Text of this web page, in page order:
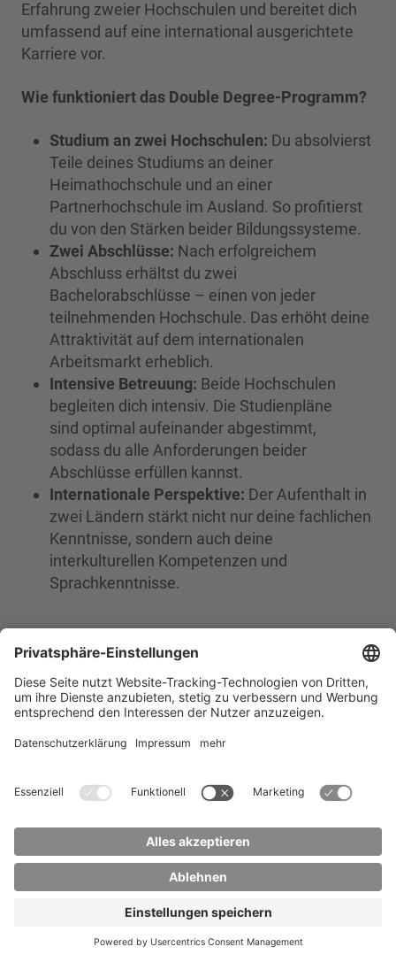
Erfahrung zweier Hochschulen und bereitet dich
umfassend auf eine international ausgerichtete
Karriere vor.
Wie funktioniert das Double Degree-Programm?
Studium an zwei Hochschulen: Du absolvierst
Teile deines Studiums an deiner
Heimathochschule und an einer
Partnerhochschule im Ausland. So profitierst
du von den Stärken beider Bildungssysteme.
Zwei Abschlüsse: Nach erfolgreichem
Abschluss erhältst du zwei
Bachelorabschlüsse – einen von jeder
teilnehmenden Hochschule. Das erhöht deine
Attraktivität auf dem internationalen
Arbeitsmarkt erheblich.
Intensive Betreuung: Beide Hochschulen
begleiten dich intensiv. Die Studienpläne
sind optimal aufeinander abgestimmt,
sodass du alle Anforderungen beider
Abschlüsse erfüllen kannst.
Internationale Perspektive: Der Aufenthalt in
zwei Ländern stärkt nicht nur deine fachlichen
Kenntnisse, sondern auch deine
interkulturellen Kompetenzen und
Sprachkenntnisse.
Ein Double Degree bietet dir nicht nur einen
erweiterten akademischen Hintergrund, sondern
deine beruflichen Möglichkeiten auf globaler
verschiedenen Ländern verbringen, neue
Anpassungsfähigkeit sowie deine interkulturelle
Kompetenz stärken.
Kurz zusammengefasst:
Bachelor of Arts – Double Degreeist die